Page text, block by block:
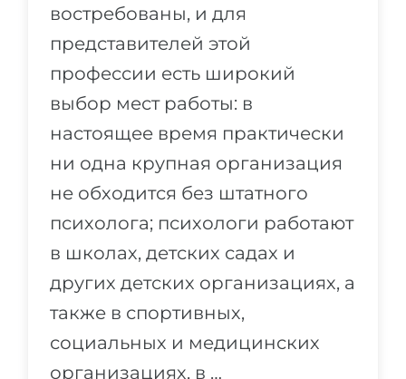
востребованы, и для
представителей этой
профессии есть широкий
выбор мест работы: в
настоящее время практически
ни одна крупная организация
не обходится без штатного
психолога; психологи работают
в школах, детских садах и
других детских организациях, а
также в спортивных,
социальных и медицинских
организациях, в …